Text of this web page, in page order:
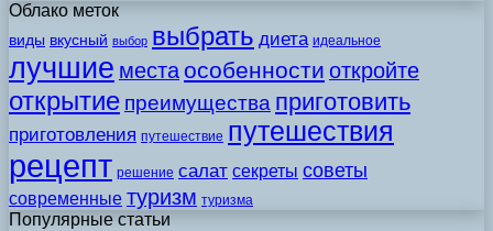
Облако меток
виды вкусный выбор выбрать диета идеальное
лучшие места особенности откройте
открытие преимущества приготовить
приготовления путешествие путешествия
рецепт решение салат секреты советы
современные туризм туризма
Популярные статьи